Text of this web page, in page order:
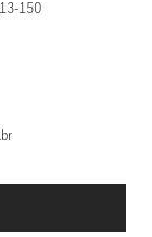
150